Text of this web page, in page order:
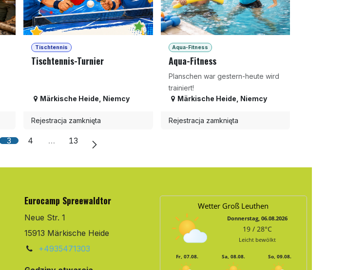
Tischtennis
Tischtennis-Turnier
Märkische Heide Niemcy
Rejestracja zamknięta
Aqua-Fitness
Aqua-Fitness
Planschen war gestern-heute wird
trainiert!
Märkische Heide Niemcy
Rejestracja zamknięta
3 4 … 13
Eurocamp Spreewaldtor
Neue Str. 1
15913 Märkische Heide
+4935471303
Wetter Groß Leuthen
Donnerstag, 06.08.2026
19 / 28°C
Leicht bewölkt
Fr, 07.08. Sa, 08.08. So, 09.08.